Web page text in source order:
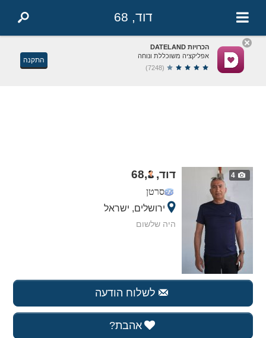
דוד, 68
הכרויות DATELAND
אפליקציה משוכללת ונוחה
(7248)
התקנה
4 דוד, ,
68
סרטן
ירושלים, ישראל
היה שלשום
לשלוח הודעה
אהבת?